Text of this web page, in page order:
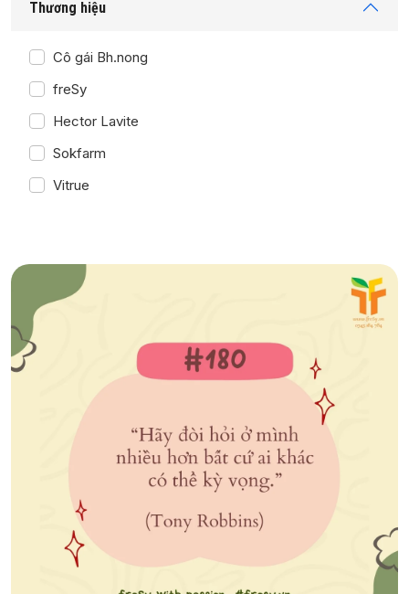
Thương hiệu
Cô gái Bh.nong
freSy
Hector Lavite
Sokfarm
Vitrue